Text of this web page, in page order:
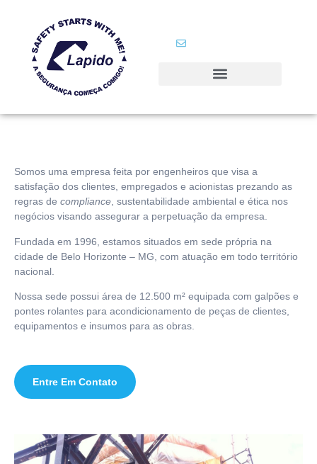
Somos uma empresa feita por engenheiros que visa a
satisfação dos clientes, empregados e acionistas prezando as
regras de compliance, sustentabilidade ambiental e ética nos
negócios visando assegurar a perpetuação da empresa.
Fundada em 1996, estamos situados em sede própria na
cidade de Belo Horizonte – MG, com atuação em todo território
nacional.
Nossa sede possui área de 12.500 m² equipada com galpões e
pontes rolantes para acondicionamento de peças de clientes,
equipamentos e insumos para as obras.
Entre Em Contato